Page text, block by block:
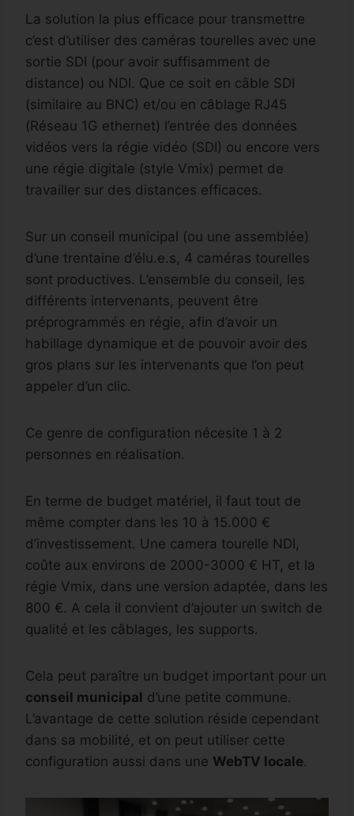
La solution la plus efficace pour transmettre
c’est d’utiliser des caméras tourelles avec une
sortie SDI (pour avoir suffisamment de
distance) ou NDI. Que ce soit en câble SDI
(similaire au BNC) et/ou en câblage RJ45
(Réseau 1G ethernet) l’entrée des données
vidéos vers la régie vidéo (SDI) ou encore vers
une régie digitale (style Vmix) permet de
travailler sur des distances efficaces.
Sur un conseil municipal (ou une assemblée)
d’une trentaine d’élu.e.s, 4 caméras tourelles
sont productives. L’ensemble du conseil, les
différents intervenants, peuvent être
préprogrammés en régie, afin d’avoir un
habillage dynamique et de pouvoir avoir des
gros plans sur les intervenants que l’on peut
appeler d’un clic.
Ce genre de configuration nécesite 1 à 2
personnes en réalisation.
En terme de budget matériel, il faut tout de
même compter dans les 10 à 15.000 €
d’investissement. Une camera tourelle NDI,
coûte aux environs de 2000-3000 € HT, et la
régie Vmix, dans une version adaptée, dans les
800 €. A cela il convient d’ajouter un switch de
qualité et les câblages, les supports.
Cela peut paraître un budget important pour un
conseil municipal d’une petite commune.
L’avantage de cette solution réside cependant
dans sa mobilité, et on peut utiliser cette
configuration aussi dans une WebTV locale.